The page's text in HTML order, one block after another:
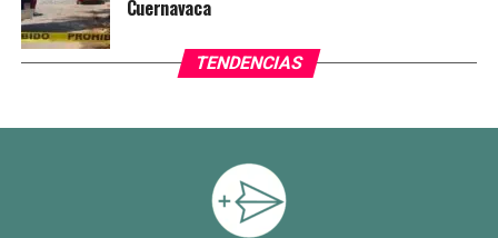
Cuernavaca
TENDENCIAS